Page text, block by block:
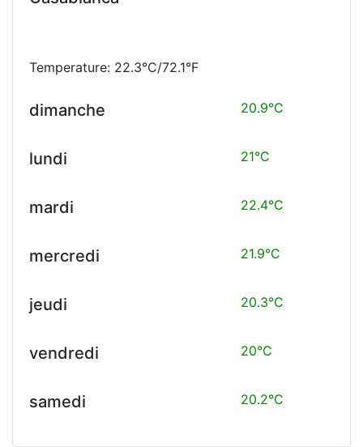
Temperature: 22.3°C/72.1°F
dimanche 20.9°C
lundi 21°C
mardi 22.4°C
mercredi 21.9°C
jeudi 20.3°C
vendredi 20°C
samedi 20.2°C